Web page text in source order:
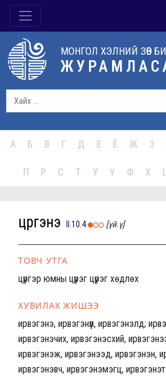
МОНГОЛ ХЭЛНИЙ ЗӨВ
А Б В Г Д Е Ё Ж З
П Р С Т У Ү Ф Х
цүргэнэ II.10.4 [үй.ү]
ТОВЧ УТГА
цүргэр юмны цүрэг цүрэг хөдлөх
ХУВИЛАХ ЖИШЭЭ
ирвэгэнэ, ирвэгэнүүл, ирвэгэнэлд;
ирвэгэнэчих, ирвэгэнэсхий,
ирвэгэнэж, ирвэгэнээд, ирвэгэнэн,
ирвэгэнэвч, ирвэгэнэмэгц,